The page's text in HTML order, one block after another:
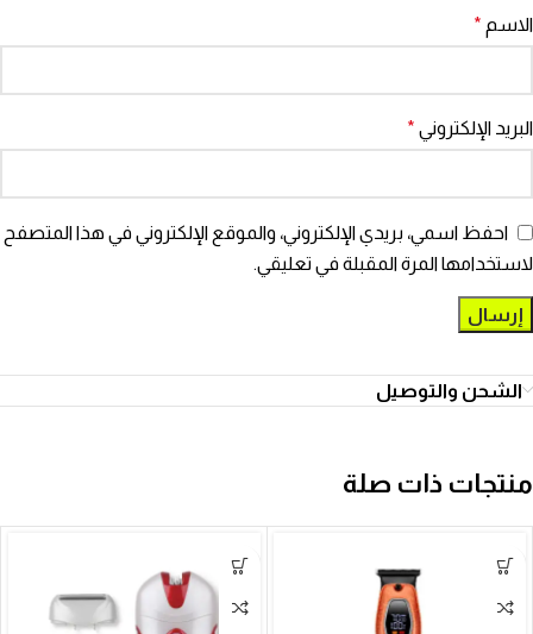
الاسم *
البريد الإلكتروني *
احفظ اسمي، بريدي الإلكتروني، والموقع الإلكتروني في هذا المتصفح
لاستخدامها المرة المقبلة في تعليقي.
الشحن والتوصيل
منتجات ذات صلة